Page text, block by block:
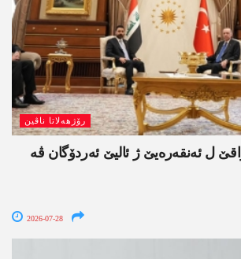
رۆژھەلاتا ناڤین
ل ئەنقەرەیێ ژ ئالیێ ئەردۆگان ڤە
2026-07-28